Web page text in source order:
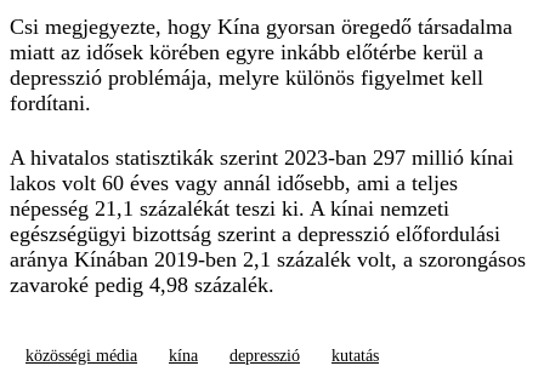
Csi megjegyezte, hogy Kína gyorsan öregedő társadalma
miatt az idősek körében egyre inkább előtérbe kerül a
depresszió problémája, melyre különös figyelmet kell
fordítani.
A hivatalos statisztikák szerint 2023-ban 297 millió kínai
lakos volt 60 éves vagy annál idősebb, ami a teljes
népesség 21,1 százalékát teszi ki. A kínai nemzeti
egészségügyi bizottság szerint a depresszió előfordulási
aránya Kínában 2019-ben 2,1 százalék volt, a szorongásos
zavaroké pedig 4,98 százalék.
közösségi média kína depresszió kutatás